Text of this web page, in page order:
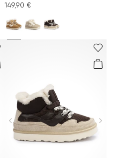
149,90 €